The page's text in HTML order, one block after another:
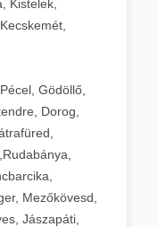
Kistelek,
Gödöllő,
Dorog,
Mezőkövesd,
Jászapáti,